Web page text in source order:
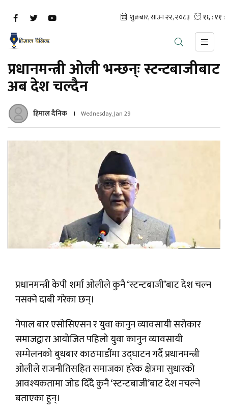
प्रधानमन्त्री ओली भन्छन्ः स्टन्टबाजीबाट
अब देश चल्दैन
हिमाल दैनिक Wednesday, Jan 29
प्रधानमन्त्री केपी शर्मा ओलीले कुनै ‘स्टन्टबाजी’बाट देश चल्न
नसक्ने दाबी गरेका छन्।
नेपाल बार एसोसिएसन र युवा कानुन व्यावसायी सरोकार
समाजद्वारा आयोजित पहिलो युवा कानुन व्यावसायी
सम्मेलनको बुधबार काठमाडौंमा उद्घाटन गर्दै प्रधानमन्त्री
ओलीले राजनीतिसहित समाजका हरेक क्षेत्रमा सुधारको
आवश्यकतामा जोड दिँदै कुनै ‘स्टन्टबाजी’बाट देश नचल्ने
बताएका हुन्।